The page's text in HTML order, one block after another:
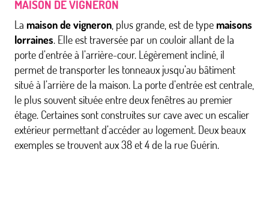
MAISON DE VIGNERON
La maison de vigneron , plus grande, est de typemaisons
lorraines. Elle est traversée par un couloir allant de la
porte d’entrée à l’arrière-cour. Légèrement incliné, il
permet de transporter les tonneaux jusqu’au bâtiment
situé à l’arrière de la maison. La porte d’entrée est centrale,
le plus souvent située entre deux fenêtres au premier
étage. Certaines sont construites sur cave avec un escalier
extérieur permettant d’accéder au logement. Deux beaux
exemples se trouvent aux 38 et 4 de la rue Guérin.